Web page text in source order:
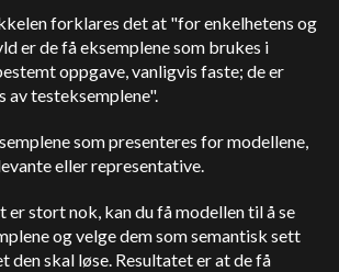
forklares det at "for enkelhetens og
er de få eksemplene som brukes i
oppgave, vanligvis faste; de er
av testeksemplene".
som presenteres for modellene,
eller representative.
stort nok, kan du få modellen til å se
og velge dem som semantisk sett
den skal løse. Resultatet er at de få